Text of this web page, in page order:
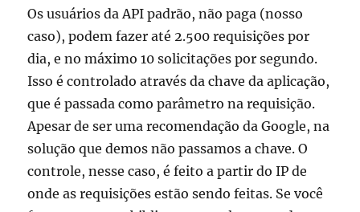
Os usuários da API padrão, não paga (nosso
caso), podem fazer até 2.500 requisições por
dia, e no máximo 10 solicitações por segundo.
Isso é controlado através da chave da aplicação,
que é passada como parâmetro na requisição.
Apesar de ser uma recomendação da Google, na
solução que demos não passamos a chave. O
controle, nesse caso, é feito a partir do IP de
onde as requisições estão sendo feitas. Se você